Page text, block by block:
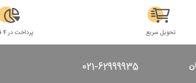
تحویل سریع پرداخت در 4 قسط
021-62999935